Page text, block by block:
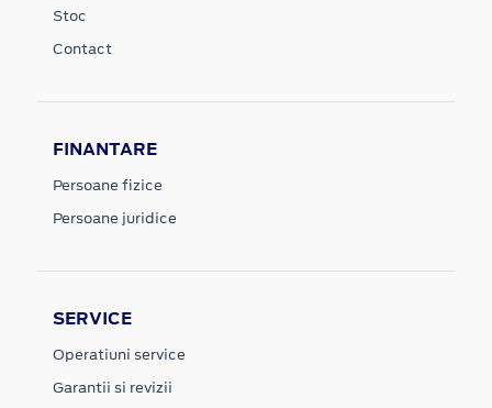
Stoc
Contact
FINANTARE
Persoane fizice
Persoane juridice
SERVICE
Operatiuni service
Garantii si revizii